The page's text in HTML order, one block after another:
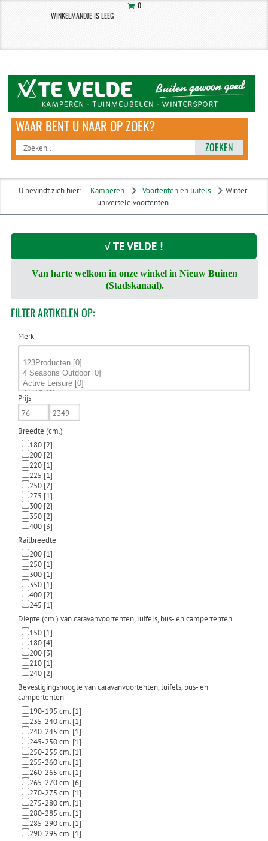
0
WINKELMANDJE IS LEEG
ZOEKEN
U bevindt zich hier: Kamperen Voortenten en luifels
Winter-
universele voortenten
√ TE VELDE !
Van harte welkom in onze winkel in Nieuw Buinen
(Stadskanaal).
FILTERARTIKELEN OP:
Merk
Prijs
Breedte (cm.)
180[2]
200[2]
220[1]
225 [1]
250[2]
275 [1]
300[2]
350[2]
400[3]
Railbreedte
200[1]
250[1]
300[1]
350[1]
400[2]
245 [1]
Diepte (cm.) van caravanvoortenten, luifels, bus- en campertenten
150[1]
180[4]
200[3]
210[1]
240[2]
Bevestigingshoogte van caravanvoortenten, luifels, bus- en
campertenten
190-195 cm.[1]
235-240 cm.[1]
240-245 cm.[1]
245-250 cm.[1]
250-255 cm.[1]
255-260 cm.[1]
260-265 cm.[1]
265-270 cm.[6]
270-275 cm.[1]
275-280 cm.[1]
280-285 cm.[1]
285-290 cm.[1]
290-295 cm.[1]